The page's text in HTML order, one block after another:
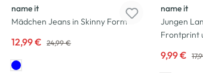
name it
Mädchen Jeans in Skinny Form
12,99 € 24,99 €
name it
Jungen
Frontprint
9,99 €